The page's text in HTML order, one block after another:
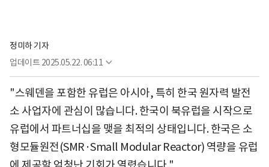
정미하 기자
업데이트 2025.05.22. 06:11
"스웨덴을 포함한 유럽은 아시아, 특히 한국 원자력 발전
소 사업자에 관심이 많습니다. 한국이 북유럽을 시작으로
유럽에서 파트너십을 맺을 최적의 상태입니다. 한국은 소
형모듈원전(SMR·Small Modular Reactor) 역량을 유럽